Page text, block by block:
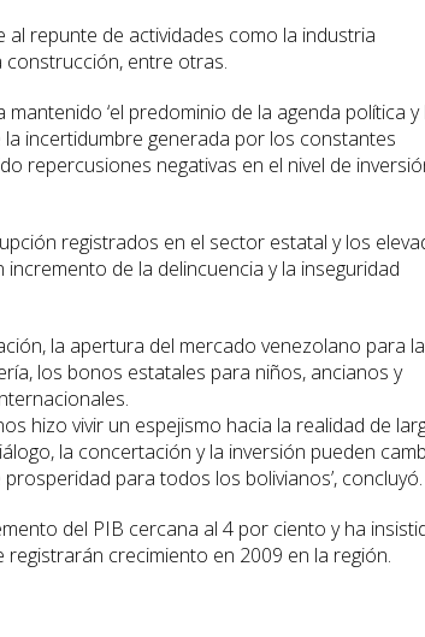
repunte de actividades como la industria
construcción, entre otras.
‘el predominio de la agenda política y
incertidumbre generada por los constantes
repercusiones negativas en el nivel de
registrados en el sector estatal y los
de la delincuencia y la inseguridad
la apertura del mercado venezolano para la
los bonos estatales para niños, ancianos y
hizo vivir un espejismo hacia la realidad de
la concertación y la inversión pueden
para todos los bolivianos’, concluyó.
del PIB cercana al 4 por ciento y ha
crecimiento en 2009 en la región.